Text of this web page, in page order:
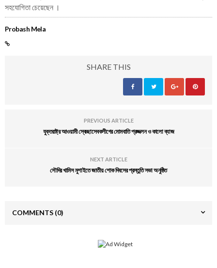
সহযোগিতা চেয়েছেন ।
Probash Mela
SHARE THIS
PREVIOUS ARTICLE
যুক্তরাষ্ট্র আওয়ামী স্বেচ্ছাসেবকলীগের মোমবাতি প্রজ্জলন ও কালো ব্যাজ
NEXT ARTICLE
সৌদির খামিস মুশাইতে জাতীয় শোক দিবসের প্রস্তুতি সভা অনুষ্ঠিত
COMMENTS (0)